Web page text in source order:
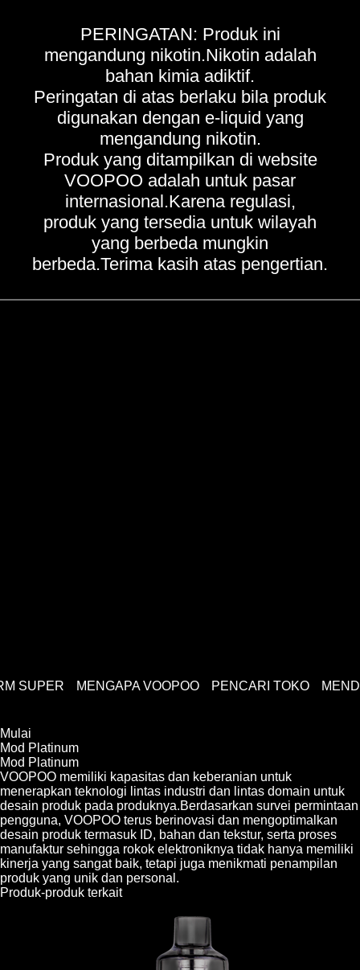
PERINGATAN: Produk ini
mengandung nikotin.Nikotin adalah
bahan kimia adiktif.
Peringatan di atas berlaku bila produk
digunakan dengan e-liquid yang
mengandung nikotin.
Produk yang ditampilkan di website
VOOPOO adalah untuk pasar
internasional.Karena regulasi,
produk yang tersedia untuk wilayah
yang berbeda mungkin
berbeda.Terima kasih atas pengertian.
SUPER MENGAPA VOOPOO PENCARI TOKO
Mulai
Mod Platinum
Mod Platinum
VOOPOO memiliki kapasitas dan keberanian untuk
menerapkan teknologi lintas industri dan lintas domain untuk
desain produk pada produknya.Berdasarkan survei permintaan
pengguna, VOOPOO terus berinovasi dan mengoptimalkan
desain produk termasuk ID, bahan dan tekstur, serta proses
manufaktur sehingga rokok elektroniknya tidak hanya memiliki
kinerja yang sangat baik, tetapi juga menikmati penampilan
produk yang unik dan personal.
Produk-produk terkait